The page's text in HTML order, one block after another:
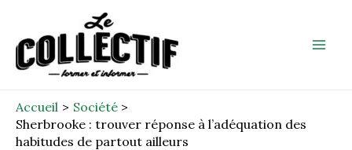
contenu
Accueil
Société
Sherbrooke : trouver réponse à l’adéquation des
habitudes de partout ailleurs
navigation